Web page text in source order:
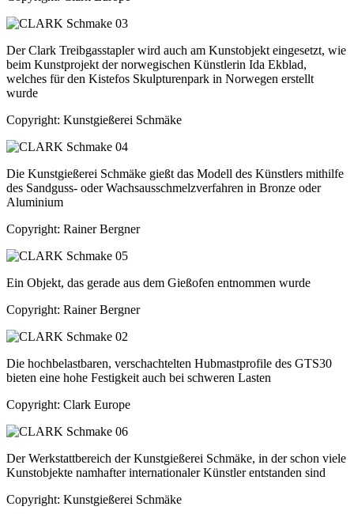
Der Clark Treibgasstapler wird auch am Kunstobjekt eingesetzt, wie
beim Kunstprojekt der norwegischen Künstlerin Ida Ekblad,
welches für den Kistefos Skulpturenpark in Norwegen erstellt
wurde
Copyright: Kunstgießerei Schmäke
Die Kunstgießerei Schmäke gießt das Modell des Künstlers mithilfe
des Sandguss- oder Wachsausschmelzverfahren in Bronze oder
Aluminium
Copyright: Rainer Bergner
Ein Objekt, das gerade aus dem Gießofen entnommen wurde
Copyright: Rainer Bergner
Die hochbelastbaren, verschachtelten Hubmastprofile des GTS30
bieten eine hohe Festigkeit auch bei schweren Lasten
Copyright: Clark Europe
Der Werkstattbereich der Kunstgießerei Schmäke, in der schon viele
Kunstobjekte namhafter internationaler Künstler entstanden sind
Copyright: Kunstgießerei Schmäke